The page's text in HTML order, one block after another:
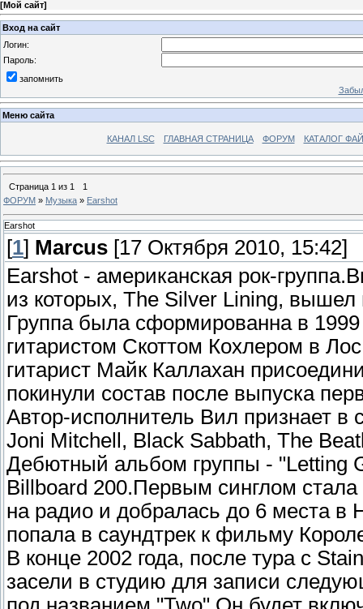
[Мой сайт]
Вход на сайт
Логин:
Пароль:
запомнить
Меню сайта
КАНАЛ LSC ГЛАВНАЯ СТРАНИЦА ФОРУМ КАТАЛОГ
Страница 1 из 1
1
ФОРУМ » Музыка » Earshot
Earshot
[1] Marcus [17 Октября 2010, 15:42]
Earshot - американская рок-
из которых, The Silver Lining, вышел
Группа была сформированна в
гитаристом Скоттом Кохлером в
гитарист Майк Каллахан
покинули состав после выпуска
Автор-исполнитель Вил признает в
Joni Mitchell, Black Sabbath, The
Дебютный альбом группы - "Letting
Billboard 200.Первым синглом
на радио и добралась до 6 места в
попала в саундтрек к фильму
В конце 2002 года, после тура с
засели в студию для записи